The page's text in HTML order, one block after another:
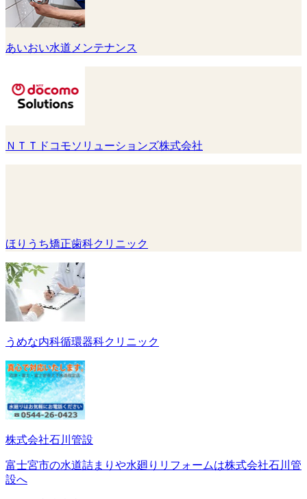
あいおい水道メンテナンス
ＮＴＴドコモソリューションズ株式会社
ほりうち矯正歯科クリニック
うめな内科循環器科クリニック
株式会社石川管設
富士宮市の水道詰まりや水廻りリフォームは株式会社石川管
設へ